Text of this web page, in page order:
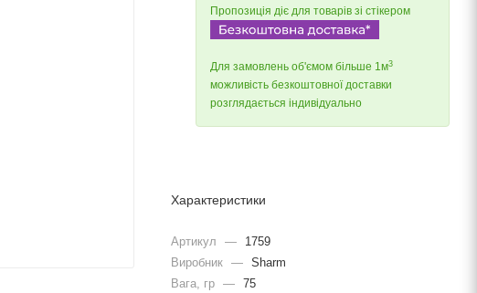
Пропозиція діє для товарів зі стікером
Для замовлень об'ємом більше 1м3
можливість безкоштовної доставки
розглядається індивідуально
Характеристики
Артикул —
1759
Виробник — Sharm
Вага, гр — 75